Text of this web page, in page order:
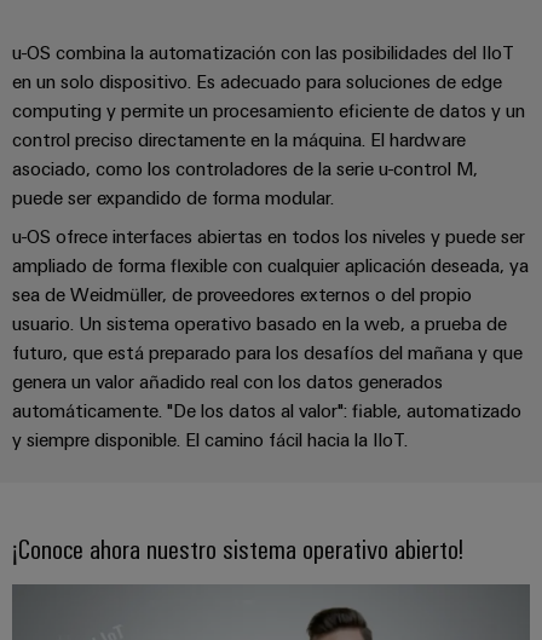
conexión
para
industria
marítima
Energía
eólica
Excelencia
operativa
en
energía
eólica
Energía
fotovoltaica
Aprovechar
para
una
mayor
Smart
Cabinet
Building
Workplace
solutions
Sistemas
y
soluciones
Automatización
descentralizada
Industrial
analytics
Interfaces
de
asistencia
Distribution
boxes
Electrónica
Relés
y
relés
de
Aisladores
Soporte
Soporte
técnico
Cumplimiento
medioambiental
de
los
productos
PSIRT
Datos
de
calidad
Prensa
Company
News
Notas
de
prensa
Distribución
u-OS combina la automatización con las posibilidades del IIoT
en un solo dispositivo. Es adecuado para soluciones de edge
computing y permite un procesamiento eficiente de datos y un
control preciso directamente en la máquina. El hardware
asociado, como los controladores de la serie u-control M,
puede ser expandido de forma modular.
u-OS ofrece interfaces abiertas en todos los niveles y puede ser
ampliado de forma flexible con cualquier aplicación deseada, ya
sea de Weidmüller, de proveedores externos o del propio
usuario. Un sistema operativo basado en la web, a prueba de
futuro, que está preparado para los desafíos del mañana y que
genera un valor añadido real con los datos generados
automáticamente. "De los datos al valor": fiable, automatizado
y siempre disponible. El camino fácil hacia la IIoT.
¡Conoce ahora nuestro sistema operativo abierto!